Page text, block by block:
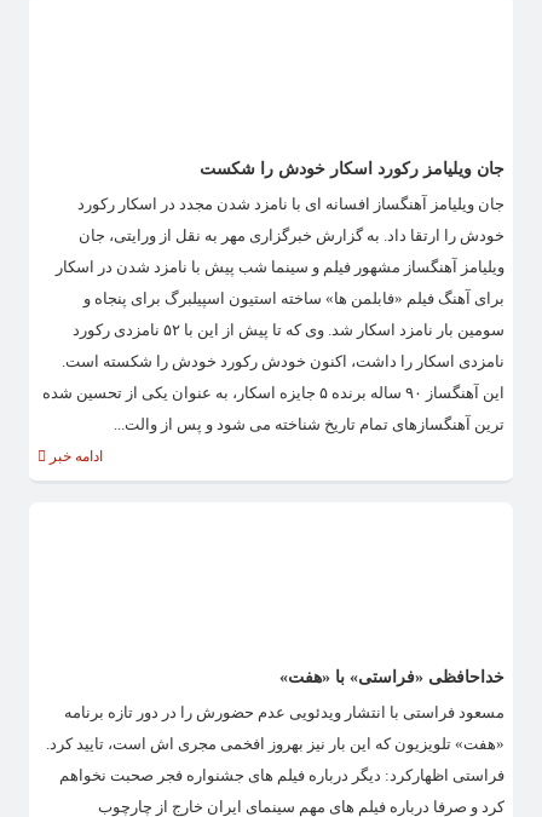
جان ویلیامز رکورد اسکار خودش را شکست
جان ویلیامز آهنگساز افسانه ای با نامزد شدن مجدد در اسکار رکورد
خودش را ارتقا داد. به گزارش خبرگزاری مهر به نقل از ورایتی، جان
ویلیامز آهنگساز مشهور فیلم و سینما شب پیش با نامزد شدن در اسکار
برای آهنگ فیلم «فابلمن ها» ساخته استیون اسپیلبرگ برای پنجاه و
سومین بار نامزد اسکار شد. وی که تا پیش از این با ۵۲ نامزدی رکورد
نامزدی اسکار را داشت، اکنون خودش رکورد خودش را شکسته است.
این آهنگساز ۹۰ ساله برنده ۵ جایزه اسکار، به عنوان یکی از تحسین شده
ترین آهنگسازهای تمام تاریخ شناخته می شود و پس از والت...
ادامه خبر
خداحافظی «فراستی» با «هفت»
مسعود فراستی با انتشار ویدئویی عدم حضورش را در دور تازه برنامه
«هفت» تلویزیون که این بار نیز بهروز افخمی مجری اش است، تایید کرد.
فراستی اظهارکرد: دیگر درباره فیلم های جشنواره فجر صحبت نخواهم
کرد و صرفا درباره فیلم های مهم سینمای ایران خارج از چارچوب